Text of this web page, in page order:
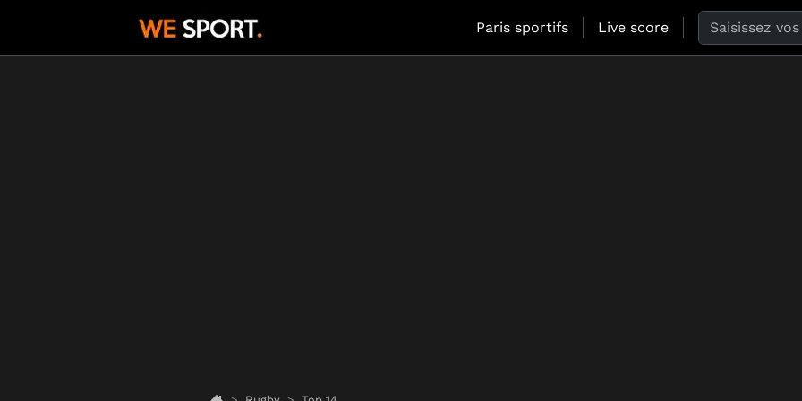
Paris sportifs Live score Search the